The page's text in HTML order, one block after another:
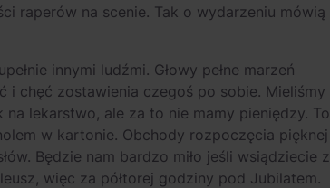
raperów na scenie. Tak o wydarzeniu mówią
innymi ludźmi. Głowy pełne marzeń
chęć zostawienia czegoś po sobie. Mieliśmy
lekarstwo, ale za to nie mamy pieniędzy. To
w kartonie. Obchody rozpoczęcia pięknej
Będzie nam bardzo miło jeśli wsiądziecie z
więc za półtorej godziny pod Jubilatem.